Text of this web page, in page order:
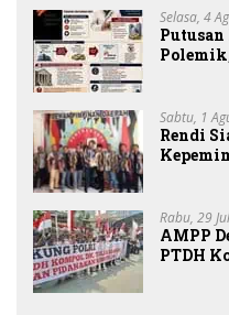
Selasa, 4
Putusan
Sabtu, 1
Rendi
Rabu, 29
AMPP
PTDH